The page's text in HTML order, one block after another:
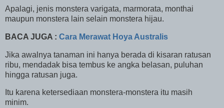
Apalagi, jenis monstera varigata, marmorata, monthai
maupun monstera lain selain monstera hijau.
BACA JUGA : Cara Merawat Hoya Australis
Jika awalnya tanaman ini hanya berada di kisaran ratusan
ribu, mendadak bisa tembus ke angka belasan, puluhan
hingga ratusan juga.
Itu karena ketersediaan monstera-monstera itu masih
minim.